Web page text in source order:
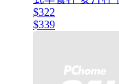
$322
$339